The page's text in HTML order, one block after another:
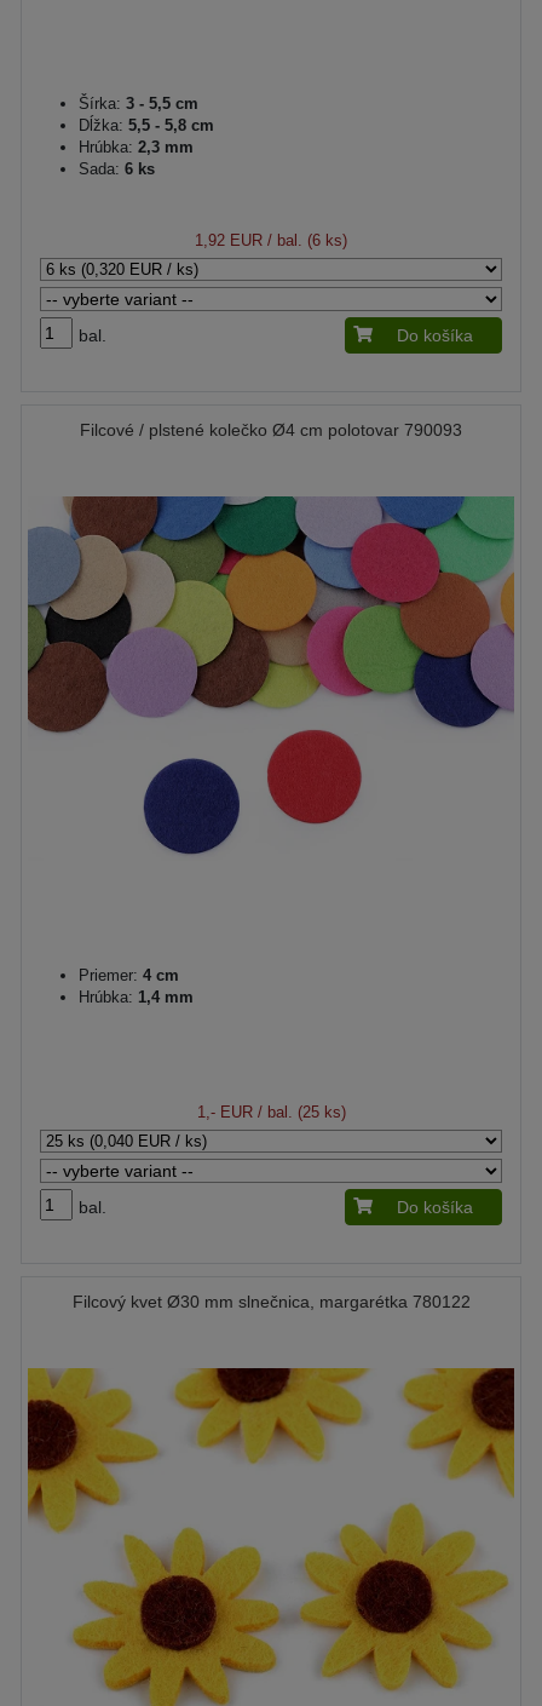
Šírka: 3 - 5,5 cm
Dĺžka: 5,5 - 5,8 cm
Hrúbka: 2,3 mm
Sada: 6 ks
1,92 EUR / bal. (6 ks)
bal. Do košíka
Filcové / plstené kolečko Ø4 cm polotovar 790093
Priemer: 4 cm
Hrúbka: 1,4 mm
1,- EUR/ bal. (25 ks)
bal. Do košíka
Filcový kvet Ø30 mm slnečnica, margarétka 780122